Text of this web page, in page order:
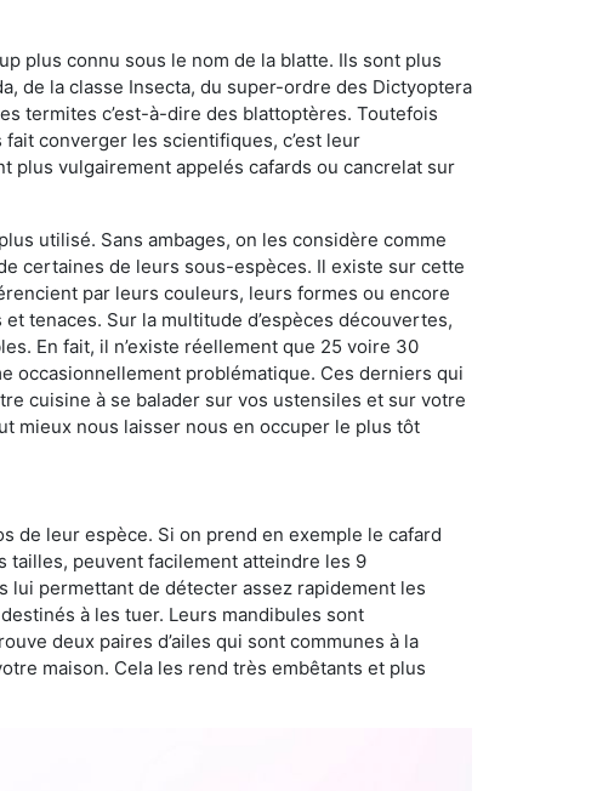
plus connu sous le nom de la blatte. Ils sont plus
de la classe Insecta, du super-ordre des Dictyoptera
termites c’est-à-dire des blattoptères. Toutefois
converger les scientifiques, c’est leur
plus vulgairement appelés cafards ou cancrelat sur
utilisé. Sans ambages, on les considère comme
certaines de leurs sous-espèces. Il existe sur cette
par leurs couleurs, leurs formes ou encore
tenaces. Sur la multitude d’espèces découvertes,
En fait, il n’existe réellement que 25 voire 30
occasionnellement problématique. Ces derniers qui
cuisine à se balader sur vos ustensiles et sur votre
mieux nous laisser nous en occuper le plus tôt
de leur espèce. Si on prend en exemple le cafard
tailles, peuvent facilement atteindre les 9
lui permettant de détecter assez rapidement les
à les tuer. Leurs mandibules sont
deux paires d’ailes qui sont communes à la
maison. Cela les rend très embêtants et plus